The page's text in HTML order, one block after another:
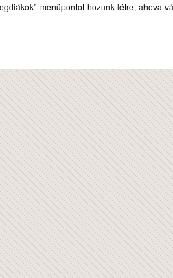
menüpontot hozunk létre, ahova